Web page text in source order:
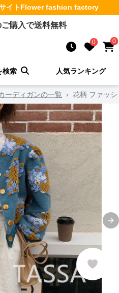
イトFlower fashion factory
購入で送料無料
0 0
検索 人気ランキング
ーディガンの一覧 › 花柄 ファッ